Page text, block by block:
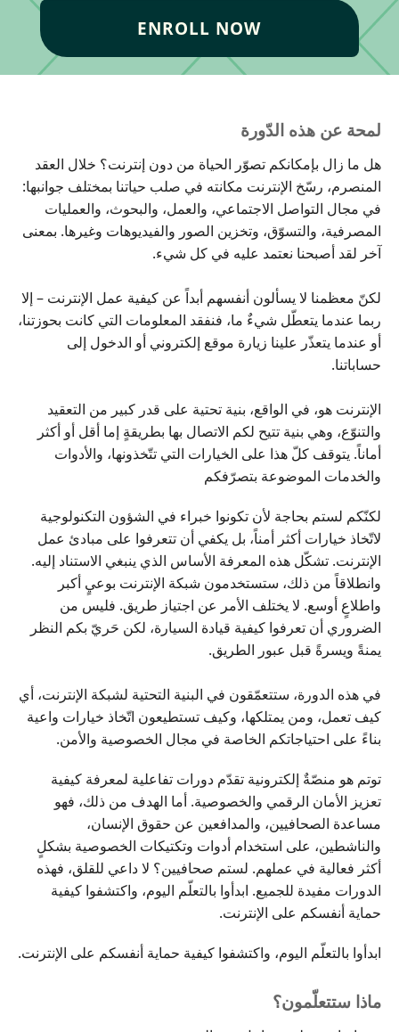
ENROLL NOW
لمحة عن هذه الدّورة
هل ما زال بإمكانكم تصوّر الحياة من دون إنترنت؟ خلال العقد
المنصرم، رسّخ الإنترنت مكانته في صلب حياتنا بمختلف جوانبها:
في مجال التواصل الاجتماعي، والعمل، والبحوث، والعمليات
المصرفية، والتسوّق، وتخزين الصور والفيديوهات وغيرها. بمعنى
آخر لقد أصبحنا نعتمد عليه في كل شيء.
لكنّ معظمنا لا يسألون أنفسهم أبداً عن كيفية عمل الإنترنت – إلا
ربما عندما يتعطّل شيءٌ ما، فنفقد المعلومات التي كانت بحوزتنا،
أو عندما يتعذّر علينا زيارة موقع إلكتروني أو الدخول إلى
حساباتنا.
الإنترنت هو، في الواقع، بنية تحتية على قدر كبير من التعقيد
والتنوّع، وهي بنية تتيح لكم الاتصال بها بطريقةٍ إما أقل أو أكثر
أماناً. يتوقف كلّ هذا على الخيارات التي تتّخذونها، والأدوات
والخدمات الموضوعة بتصرّفكم
لكنّكم لستم بحاجة لأن تكونوا خبراء في الشؤون التكنولوجية
لاتّخاذ خيارات أكثر أمناً، بل يكفي أن تتعرفوا على مبادئ عمل
الإنترنت. تشكّل هذه المعرفة الأساس الذي ينبغي الاستناد إليه.
وانطلاقاً من ذلك، ستستخدمون شبكة الإنترنت بوعيٍ أكبر
واطلاعٍ أوسع. لا يختلف الأمر عن اجتياز طريق. فليس من
الضروري أن تعرفوا كيفية قيادة السيارة، لكن حَريّ بكم النظر
يمنةً ويسرةً قبل عبور الطريق.
في هذه الدورة، ستتعمّقون في البنية التحتية لشبكة الإنترنت، أي
كيف تعمل، ومن يمتلكها، وكيف تستطيعون اتّخاذ خيارات واعية
بناءً على احتياجاتكم الخاصة في مجال الخصوصية والأمن.
توتم هو منصّةٌ إلكترونية تقدّم دورات تفاعلية لمعرفة كيفية
تعزيز الأمان الرقمي والخصوصية. أما الهدف من ذلك، فهو
مساعدة الصحافيين، والمدافعين عن حقوق الإنسان،
والناشطين، على استخدام أدوات وتكتيكات الخصوصية بشكلٍ
أكثر فعالية في عملهم. لستم صحافيين؟ لا داعي للقلق، فهذه
الدورات مفيدة للجميع. ابدأوا بالتعلّم اليوم، واكتشفوا كيفية
حماية أنفسكم على الإنترنت.
ابدأوا بالتعلّم اليوم، واكتشفوا كيفية حماية أنفسكم على الإنترنت.
ماذا ستتعلّمون؟